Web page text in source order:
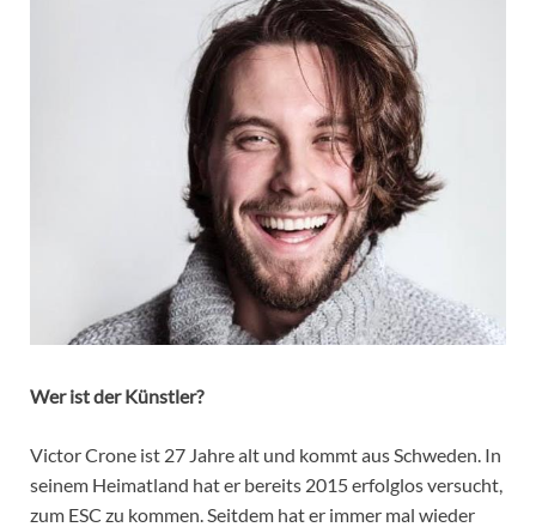
Wer ist der Künstler?
Victor Crone ist 27 Jahre alt und kommt aus Schweden. In
seinem Heimatland hat er bereits 2015 erfolglos versucht,
zum ESC zu kommen. Seitdem hat er immer mal wieder